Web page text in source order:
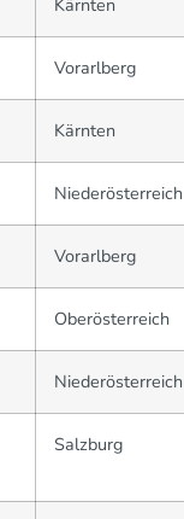
Kärnten
Vorarlberg
Kärnten
Niederösterreich
Vorarlberg
Oberösterreich
Niederösterreich
Salzburg